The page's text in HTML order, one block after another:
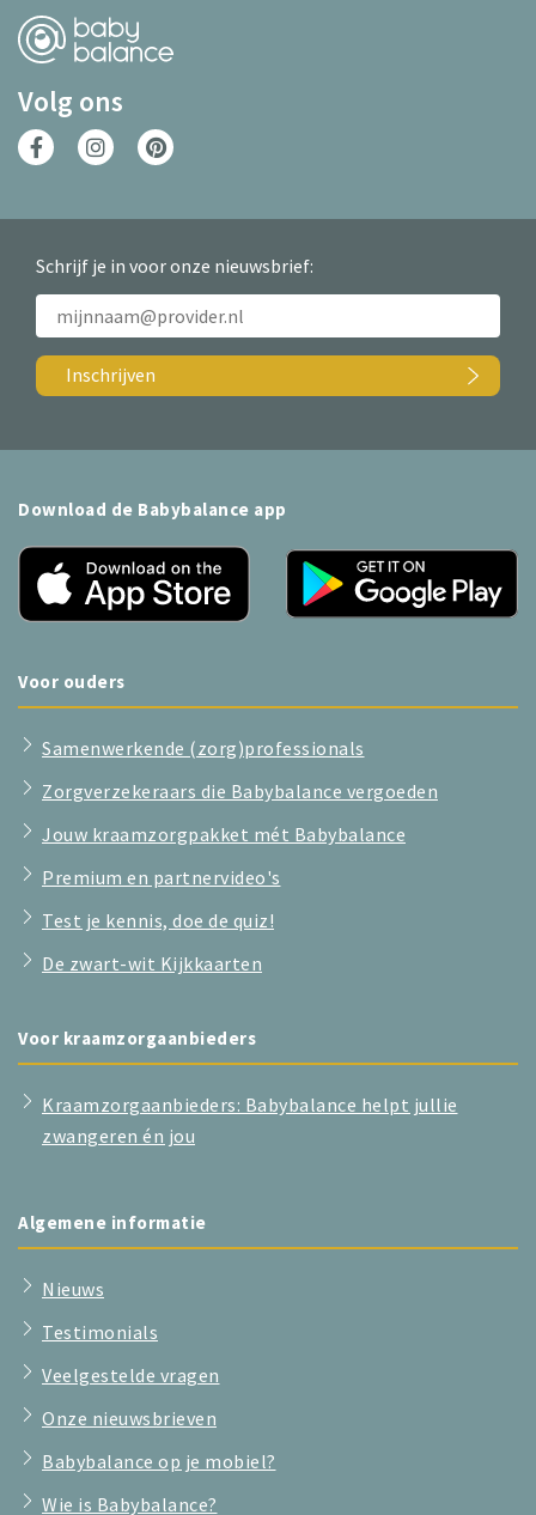
Volg ons
Schrijf je in voor onze nieuwsbrief:
Inschrijven
Download de Babybalance app
Voor ouders
Samenwerkende (zorg)professionals
Zorgverzekeraars die Babybalance vergoeden
Jouw kraamzorgpakket mét Babybalance
Premium en partnervideo's
Test je kennis, doe de quiz!
De zwart-wit Kijkkaarten
Voor kraamzorgaanbieders
Kraamzorgaanbieders: Babybalance helpt jullie
zwangeren én jou
Algemene informatie
Nieuws
Testimonials
Veelgestelde vragen
Onze nieuwsbrieven
Babybalance op je mobiel?
Wie is Babybalance?